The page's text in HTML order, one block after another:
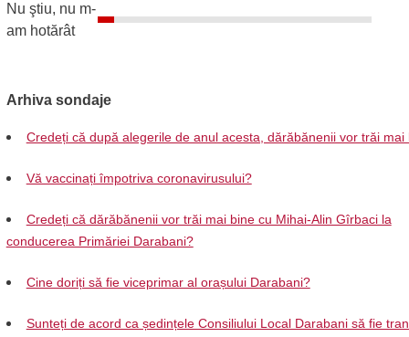
Nu ştiu, nu m-
am hotărât
Arhiva sondaje
Credeți că după alegerile de anul acesta, dărăbănenii vor trăi mai
Vă vaccinați împotriva coronavirusului?
Credeți că dărăbănenii vor trăi mai bine cu Mihai-Alin Gîrbaci la
conducerea Primăriei Darabani?
Cine doriți să fie viceprimar al orașului Darabani?
Sunteți de acord ca ședințele Consiliului Local Darabani să fie